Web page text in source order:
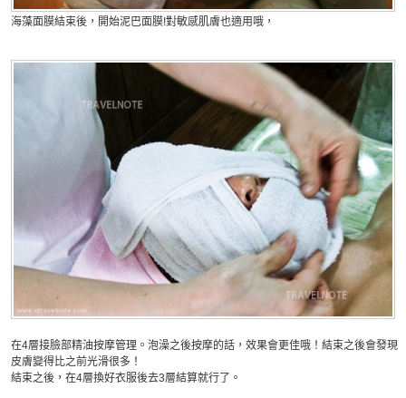
海藻面膜結束後，開始泥巴面膜!對敏感肌膚也適用哦，
在4層接臉部精油按摩管理。泡澡之後按摩的話，效果會更佳哦！結束之後會發現
皮膚變得比之前光滑很多！
結束之後，在4層換好衣服後去3層結算就行了。